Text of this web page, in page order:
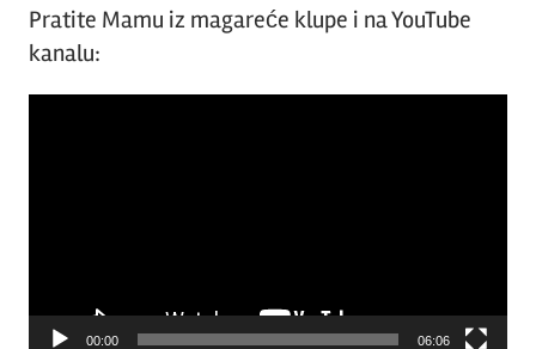
Pratite Mamu iz magareće klupe i na YouTube
kanalu:
00:00 06:06